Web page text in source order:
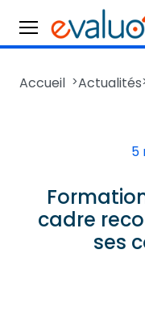
Accueil >Actualités
5
cadre
ses